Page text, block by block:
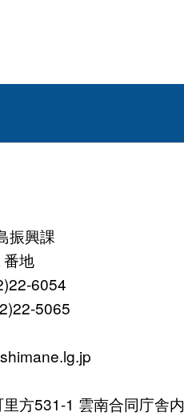
振興課
地
6054
5065
方531-1 雲南合同庁舎内